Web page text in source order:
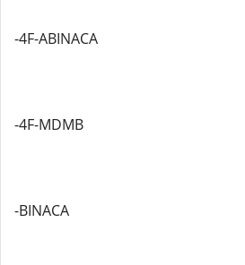
-4F-ABINACA
-4F-MDMB
-BINACA